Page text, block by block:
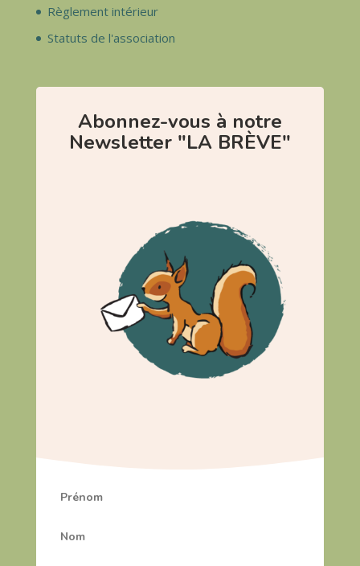
Règlement intérieur
Statuts de l'association
Abonnez-vous à notre
Newsletter "LA BRÈVE"